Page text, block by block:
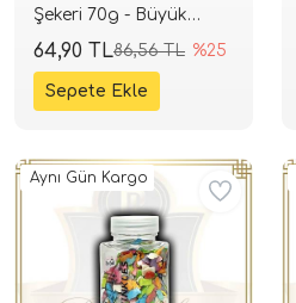
Şekeri 70g - Büyük
Yıldız Mix
86,56 TL %25
64,90 TL
Aynı Gün Kargo